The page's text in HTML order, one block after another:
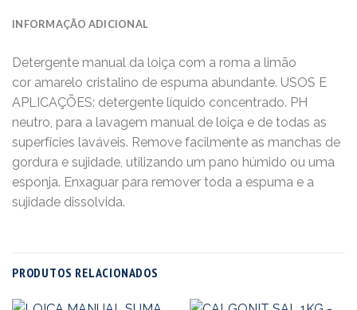
INFORMAÇÃO ADICIONAL
Detergente manual da loiça com a roma a limão
cor amarelo cristalino de espuma abundante. USOS E
APLICAÇÕES: detergente líquido concentrado. PH
neutro, para a lavagem manual de loiça e de todas as
superfícies laváveis. Remove facilmente as manchas de
gordura e sujidade, utilizando um pano húmido ou uma
esponja. Enxaguar para remover toda a espuma e a
sujidade dissolvida.
PRODUTOS RELACIONADOS